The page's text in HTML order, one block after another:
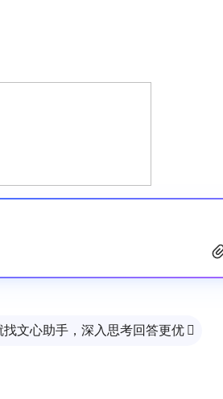
找文心助手，深入思考回答更优 